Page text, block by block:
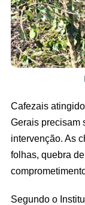
Cafezais
Gerais precisam
intervenção. As
folhas, quebra
Segundo o